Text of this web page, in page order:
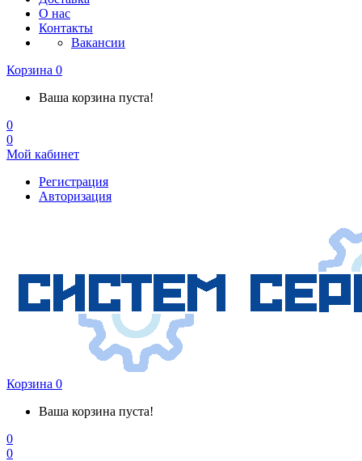
О нас
Контакты
Вакансии
Корзина 0
Ваша корзина пуста!
0
0
Мой кабинет
Регистрация
Авторизация
Корзина 0
Ваша корзина пуста!
0
0